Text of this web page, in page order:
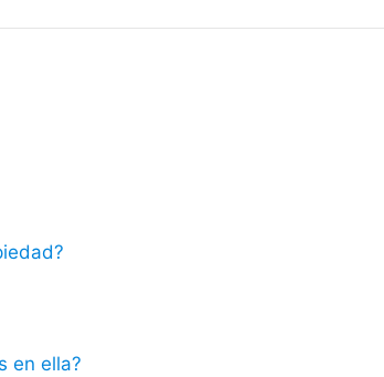
en ella?